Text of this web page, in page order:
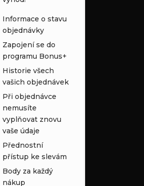
Informace o stavu
objednávky
Zapojení se do
programu Bonus+
Historie všech
vašich objednávek
Při objednávce
nemusíte
vyplňovat znovu
vaše údaje
Přednostní
přístup ke slevám
Body za každý
nákup